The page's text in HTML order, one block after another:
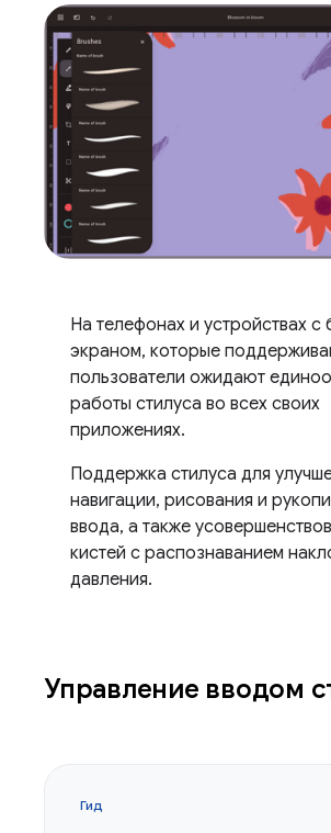
На телефонах и устройствах с
экраном, которые
пользователи ожидают
работы стилуса во всех своих
приложениях.
Поддержка стилуса для
навигации, рисования и
ввода, а также
кистей с распознаванием
давления.
Управление вводом
Гид